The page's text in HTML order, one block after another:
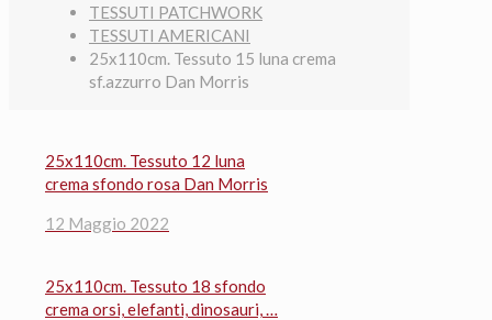
TESSUTI PATCHWORK
TESSUTI AMERICANI
25x110cm. Tessuto 15 luna crema
sf.azzurro Dan Morris
25x110cm. Tessuto 12 luna
crema sfondo rosa Dan Morris
12 Maggio 2022
25x110cm. Tessuto 18 sfondo
crema orsi, elefanti, dinosauri, …